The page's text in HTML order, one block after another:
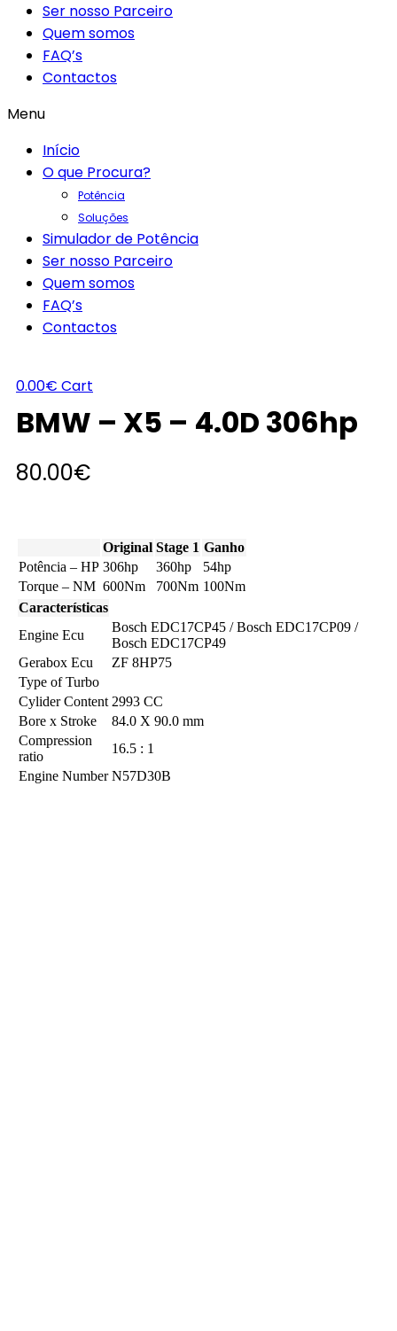
Ser nosso Parceiro
Quem somos
FAQ’s
Contactos
Menu
Início
O que Procura?
Potência
Soluções
Simulador de Potência
Ser nosso Parceiro
Quem somos
FAQ’s
Contactos
0.00€ Cart
BMW – X5 – 4.0D 306hp
80.00€
Original Stage 1 Ganho
Potência – HP 306hp 360hp
54hp
Torque – NM 600Nm 700Nm 100Nm
Características
Engine Ecu
Bosch EDC17CP45 / Bosch EDC17CP09 /
Bosch EDC17CP49
Gerabox Ecu
ZF 8HP75
Type of Turbo
Cylider Content 2993 CC
Bore x Stroke
84.0 X 90.0 mm
Compression
ratio
16.5 : 1
Engine Number N57D30B